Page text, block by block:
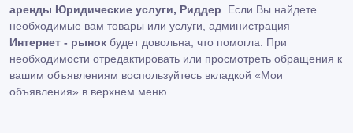
аренды Юридические услуги, Риддер . Если Вы найдете
необходимые вам товары или услуги, администрация
Интернет - рынок будет довольна, что помогла. При
необходимости отредактировать или просмотреть обращения к
вашим объявлениям воспользуйтесь вкладкой «Мои
объявления» в верхнем меню.